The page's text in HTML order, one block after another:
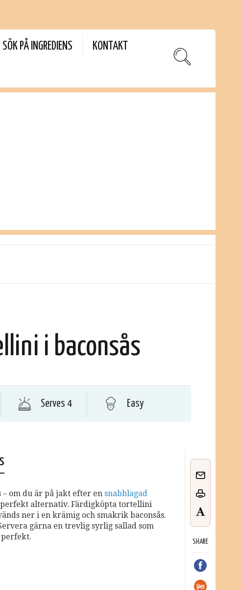
SÖK PÅ INGREDIENS KONTAKT
i baconsås
Serves 4 Easy
SHARE
om du är på jakt efter en snabblagad
alternativ. Färdigköpta tortellini
ner i en krämig och smakrik baconsås.
gärna en trevlig syrlig sallad som